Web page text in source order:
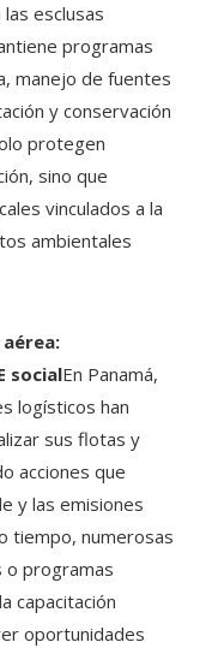
esclusas
programas
manejo de fuentes
y conservación
protegen
sino que
vinculados a la
ambientales
socialEn Panamá,
logísticos han
sus flotas y
acciones que
y las emisiones
tiempo, numerosas
o programas
capacitación
oportunidades